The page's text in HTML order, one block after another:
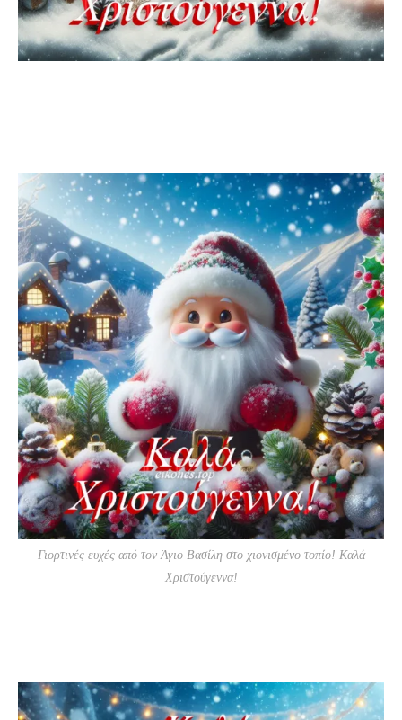
Γιορτινές ευχές από τον Άγιο Βασίλη στο χιονισμένο τοπίο! Καλά
Χριστούγεννα!